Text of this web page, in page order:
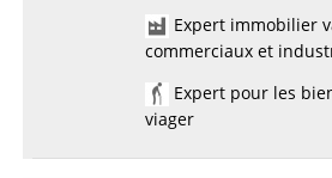
Expert immobilier
commerciaux et
Expert pour les
viager